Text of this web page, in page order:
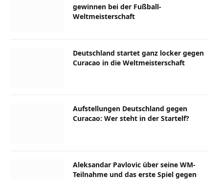
gewinnen bei der Fußball-
Weltmeisterschaft
Deutschland startet ganz locker gegen
Curacao in die Weltmeisterschaft
Aufstellungen Deutschland gegen
Curacao: Wer steht in der Startelf?
Aleksandar Pavlovic über seine WM-
Teilnahme und das erste Spiel gegen